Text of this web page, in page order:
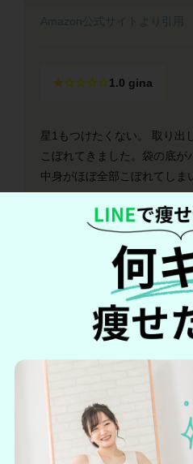
Amazon公式サイトより引用
★☆☆☆☆1.0 gina
星1もつけたくない。 取り出
こぼれてきました。袋の底が
中身がほぼ全部こぼれてしま
*口コミは個人の感想です。
Amazon公式サイトより引用
ノムダスの口コミ・
毎日の気分がよくなった気
小粒で無味無臭だから飲み